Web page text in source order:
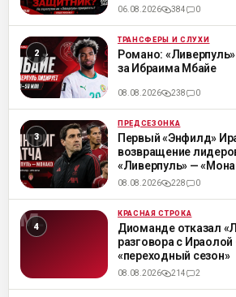
06.08.2026 384 0
ML ТРАНСФЕРЫ И СЛУХИ
Романо:
за Ибраима Мбайе
08.08.2026 238 0
ML ПРЕДСЕЗОНКА
Первый «Энфилд»
возвращение
«Ливерпуль» —
08.08.2026 228 0
ML КРАСНАЯ СТРОКА
Диоманде отказал
разговора с
«переходный сезон»
08.08.2026 214 2